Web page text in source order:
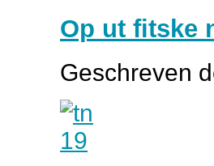
Op ut fitske
Geschreven